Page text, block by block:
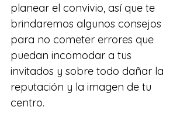
planear el convivio, así que te
brindaremos algunos consejos
para no cometer errores que
puedan incomodar a tus
invitados y sobre todo dañar la
reputación y la imagen de tu
centro.